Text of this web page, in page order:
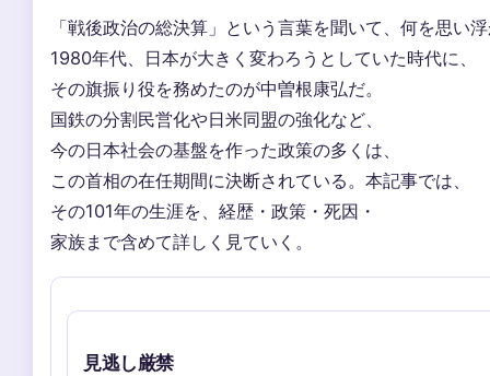
「戦後政治の総決算」という言葉を聞いて、何を思い
1980年代、日本が大きく変わろうとしていた時代に、
その旗振り役を務めたのが中曽根康弘だ。
国鉄の分割民営化や日米同盟の強化など、
今の日本社会の基盤を作った政策の多くは、
この首相の在任期間に決断されている。本記事では、
その101年の生涯を、経歴・政策・死因・
家族まで含めて詳しく見ていく。
見逃し厳禁